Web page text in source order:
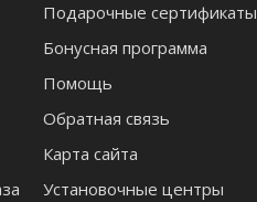
Подарочные сертификаты
Бонусная программа
Помощь
Обратная связь
Карта сайта
Установочные центры